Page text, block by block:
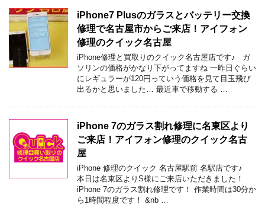
iPhone7 Plusのガラスとバッテリー交換
修理で名古屋市からご来店！アイフォン
修理のクイック名古屋
iPhone修理と買取りのクイック名古屋店です♪ ガ
ソリンの価格がかなり下がってますね 一昨日ぐらい
にレギュラーが120円っていう価格を見て目玉飛び
出るかと思いました… 最近車で移動する …
iPhone 7のガラス割れ修理に名東区より
ご来店！アイフォン修理のクイック名古
屋
iPhone 修理のクイック 名古屋駅前 名駅店です♪
本日は名東区よりS様にご来店いただきました！
iPhone 7のガラス割れ修理です！ 作業時間は30分か
ら1時間程度です！ &nb …